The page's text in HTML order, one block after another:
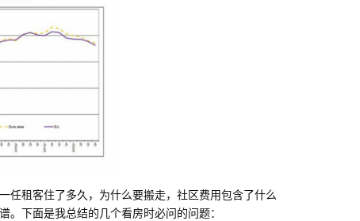
任租客住了多久，为什么要搬走，社区费用包含了什么
下面是我总结的几个看房时必问的问题：